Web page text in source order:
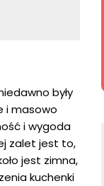
były
i masowo
i wygoda
zalet jest to,
jest zimna,
kuchenki